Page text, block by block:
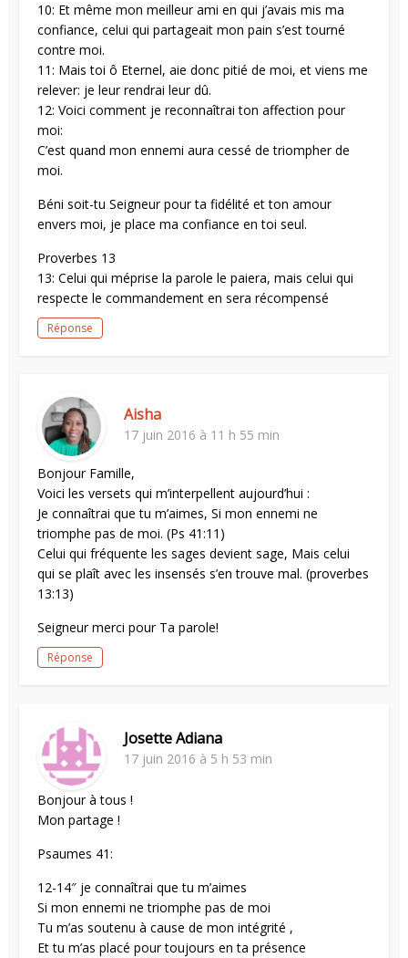
10: Et même mon meilleur ami en qui j’avais mis ma
confiance, celui qui partageait mon pain s’est tourné
contre moi.
11: Mais toi ô Eternel, aie donc pitié de moi, et viens me
relever: je leur rendrai leur dû.
12: Voici comment je reconnaîtrai ton affection pour
moi:
C’est quand mon ennemi aura cessé de triompher de
moi.
Béni soit-tu Seigneur pour ta fidélité et ton amour
envers moi, je place ma confiance en toi seul.
Proverbes 13
13: Celui qui méprise la parole le paiera, mais celui qui
respecte le commandement en sera récompensé
Réponse
Aisha
17 juin 2016 à 11 h 55 min
Bonjour Famille,
Voici les versets qui m’interpellent aujourd’hui :
Je connaîtrai que tu m’aimes, Si mon ennemi ne
triomphe pas de moi. (Ps 41:11)
Celui qui fréquente les sages devient sage, Mais celui
qui se plaît avec les insensés s’en trouve mal. (proverbes
13:13)
Seigneur merci pour Ta parole!
Réponse
Josette Adiana
17 juin 2016 à 5 h 53 min
Bonjour à tous !
Mon partage !
Psaumes 41:
12-14″ je connaîtrai que tu m’aimes
Si mon ennemi ne triomphe pas de moi
Tu m’as soutenu à cause de mon intégrité ,
Et tu m’as placé pour toujours en ta présence